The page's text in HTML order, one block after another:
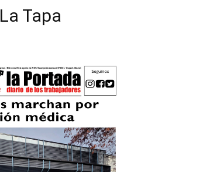
La Tapa